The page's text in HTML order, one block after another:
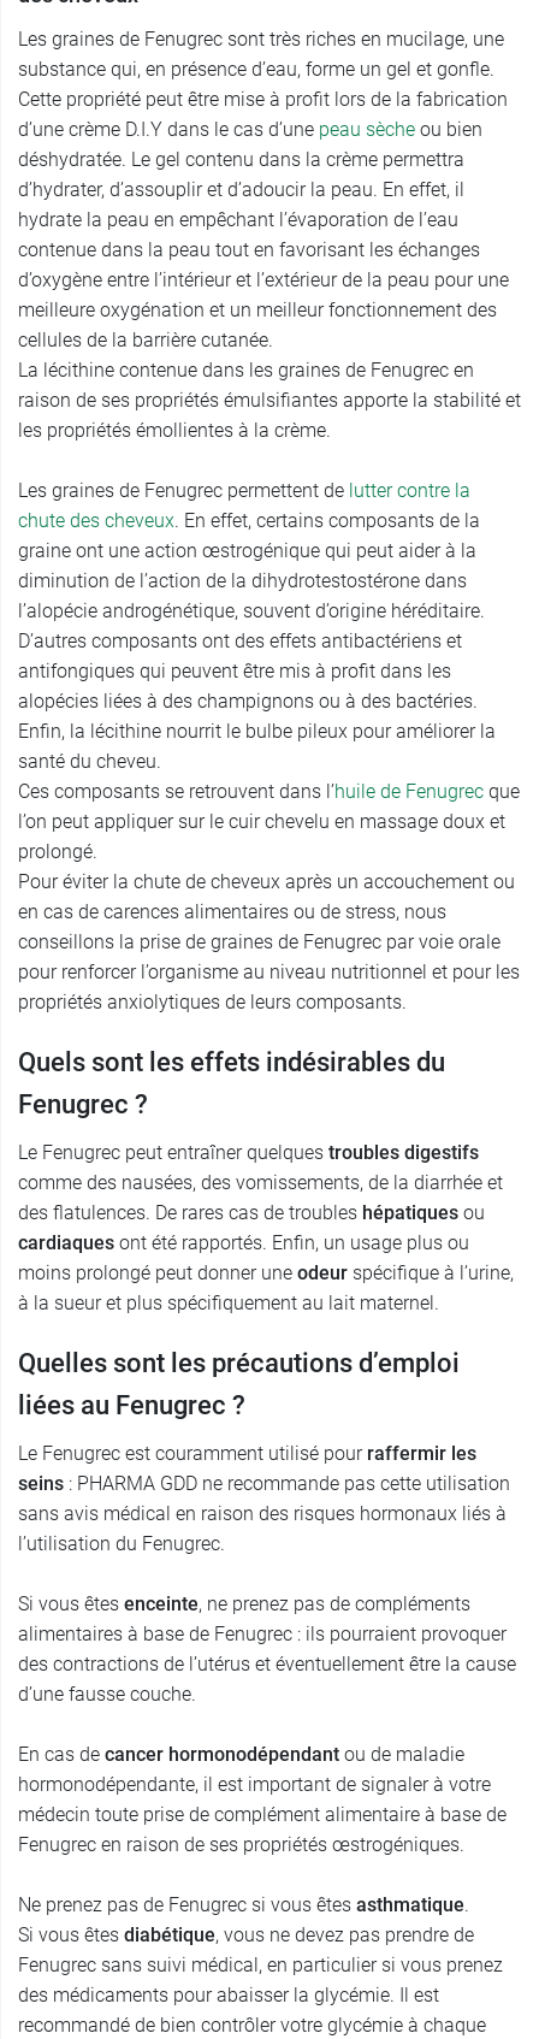
Les graines de Fenugrec sont très riches en mucilage, une
substance qui, en présence d’eau, forme un gel et gonfle.
Cette propriété peut être mise à profit lors de la fabrication
d’une crème D.I.Y dans le cas d’une peau sèche ou bien
déshydratée. Le gel contenu dans la crème permettra
d’hydrater, d’assouplir et d’adoucir la peau. En effet, il
hydrate la peau en empêchant l’évaporation de l’eau
contenue dans la peau tout en favorisant les échanges
d’oxygène entre l’intérieur et l’extérieur de la peau pour une
meilleure oxygénation et un meilleur fonctionnement des
cellules de la barrière cutanée.
La lécithine contenue dans les graines de Fenugrec en
raison de ses propriétés émulsifiantes apporte la stabilité et
les propriétés émollientes à la crème.
Les graines de Fenugrec permettent de lutter contre la
chute des cheveux. En effet, certains composants de la
graine ont une action œstrogénique qui peut aider à la
diminution de l’action de la dihydrotestostérone dans
l’alopécie androgénétique, souvent d’origine héréditaire.
D’autres composants ont des effets antibactériens et
antifongiques qui peuvent être mis à profit dans les
alopécies liées à des champignons ou à des bactéries.
Enfin, la lécithine nourrit le bulbe pileux pour améliorer la
santé du cheveu.
Ces composants se retrouvent dans l’huile de Fenugrec que
l’on peut appliquer sur le cuir chevelu en massage doux et
prolongé.
Pour éviter la chute de cheveux après un accouchement ou
en cas de carences alimentaires ou de stress, nous
conseillons la prise de graines de Fenugrec par voie orale
pour renforcer l’organisme au niveau nutritionnel et pour les
propriétés anxiolytiques de leurs composants.
Quels sont les effets indésirables du
Fenugrec ?
Le Fenugrec peut entraîner quelques troubles digestifs
comme des nausées, des vomissements, de la diarrhée et
des flatulences. De rares cas de troubles hépatiques ou
cardiaques ont été rapportés. Enfin, un usage plus ou
moins prolongé peut donner une odeur spécifique à l’urine,
à la sueur et plus spécifiquement au lait maternel.
Quelles sont les précautions d’emploi
liées au Fenugrec ?
Le Fenugrec est couramment utilisé pour raffermir les
seins : PHARMA GDD ne recommande pas cette utilisation
sans avis médical en raison des risques hormonaux liés à
l’utilisation du Fenugrec.
Si vous êtes enceinte, ne prenez pas de compléments
alimentaires à base de Fenugrec : ils pourraient provoquer
des contractions de l’utérus et éventuellement être la cause
d’une fausse couche.
En cas de cancer hormonodépendant ou de maladie
hormonodépendante, il est important de signaler à votre
médecin toute prise de complément alimentaire à base de
Fenugrec en raison de ses propriétés œstrogéniques.
Ne prenez pas de Fenugrec si vous êtes asthmatique.
Si vous êtes diabétique, vous ne devez pas prendre de
Fenugrec sans suivi médical, en particulier si vous prenez
des médicaments pour abaisser la glycémie. Il est
recommandé de bien contrôler votre glycémie à chaque